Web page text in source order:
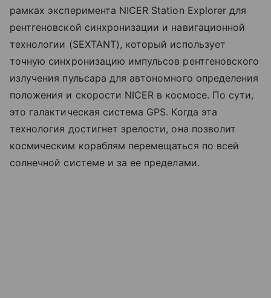
рамках эксперимента NICER Station Explorer для
рентгеновской синхронизации и навигационной
технологии (SEXTANT), который использует
точную синхронизацию импульсов рентгеновского
излучения пульсара для автономного определения
положения и скорости NICER в космосе. По сути,
это галактическая система GPS. Когда эта
технология достигнет зрелости, она позволит
космическим кораблям перемещаться по всей
солнечной системе и за ее пределами.